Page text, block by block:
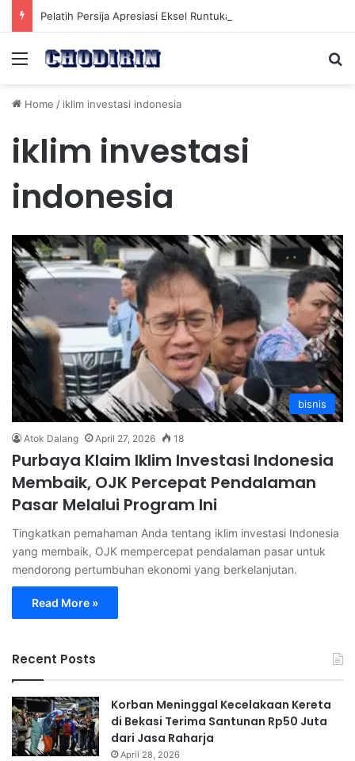
Menu
Home / iklim investasi indonesia
iklim investasi
indonesia
bisnis
Atok Dalang April 27, 2026 18
Purbaya Klaim Iklim Investasi Indonesia
Membaik, OJK Percepat Pendalaman
Pasar Melalui Program Ini
Tingkatkan pemahaman Anda tentang iklim investasi Indonesia
yang membaik, OJK mempercepat pendalaman pasar untuk
mendorong pertumbuhan ekonomi yang berkelanjutan.
Read More »
Recent Posts
Korban Meninggal Kecelakaan Kereta
di Bekasi Terima Santunan Rp50 Juta
dari Jasa Raharja
April 28, 2026